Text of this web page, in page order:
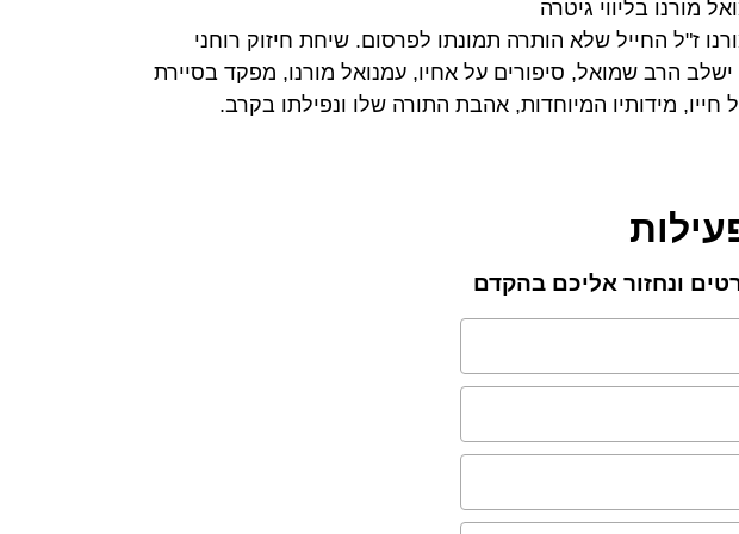
מורנו בליווי גיטרה
ז"ל החייל שלא הותרה תמונתו לפרסום. שיחת חיזוק רוחני
הרב שמואל, סיפורים על אחיו, עמנואל מורנו, מפקד בסיירת
מידותיו המיוחדות, אהבת התורה שלו ונפילתו בקרב.
ונחזור אליכם בהקדם